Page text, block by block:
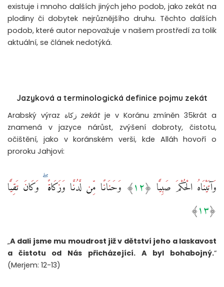
existuje i mnoho dalších jiných jeho podob, jako zekát na
plodiny či dobytek nejrůznějšího druhu. Těchto dalších
podob, které autor nepovažuje v našem prostředí za tolik
aktuální, se článek nedotýká.
Jazyková a terminologická definice pojmu zekát
Arabský výraz زكاةzekátje v Koránu zmíněn 35krát a
znamená v jazyce nárůst, zvýšení dobroty, čistotu,
očištění, jako v koránském verši, kde Alláh hovoří o
proroku Jahjovi:
وَآتَيْنَاهُ الْحُكْمَ صَبِيًّا ‎﴿١٢﴾‏ وَحَنَانًا مِّن لَّدُنَّا وَزَكَاةً ۖ وَكَانَ تَقِيًّا
„A dali jsme mu moudrost již v dětství jeho a laskavost
a čistotu od Nás přicházející. A byl bohabojný.“
(Merjem: 12-13)